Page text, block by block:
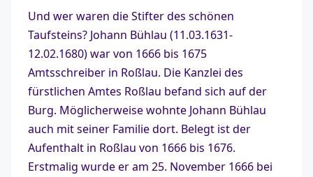
Und wer waren die Stifter des schönen
Taufsteins? Johann Bühlau (11.03.1631-
12.02.1680) war von 1666 bis 1675
Amtsschreiber in Roßlau. Die Kanzlei des
fürstlichen Amtes Roßlau befand sich auf der
Burg. Möglicherweise wohnte Johann Bühlau
auch mit seiner Familie dort. Belegt ist der
Aufenthalt in Roßlau von 1666 bis 1676.
Erstmalig wurde er am 25. November 1666 bei